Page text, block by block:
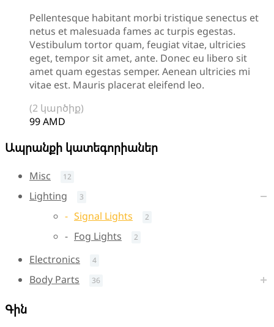
Pellentesque habitant morbi tristique senectus et
netus et malesuada fames ac turpis egestas.
Vestibulum tortor quam, feugiat vitae, ultricies
eget, tempor sit amet, ante. Donec eu libero sit
amet quam egestas semper. Aenean ultricies mi
vitae est. Mauris placerat eleifend leo.
(2 կարծիք)
99AMD
Ապրանքի կատեգորիաներ
Misc 12
Lighting 3
Signal Lights 2
Fog Lights 2
Electronics 4
Body Parts 36
Գին